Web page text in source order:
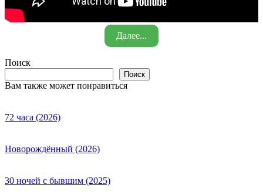
Далее...
Поиск
Поиск
Вам также может понравиться
72 часа (2026)
Новорождённый (2026)
30 ночей с бывшим (2025)